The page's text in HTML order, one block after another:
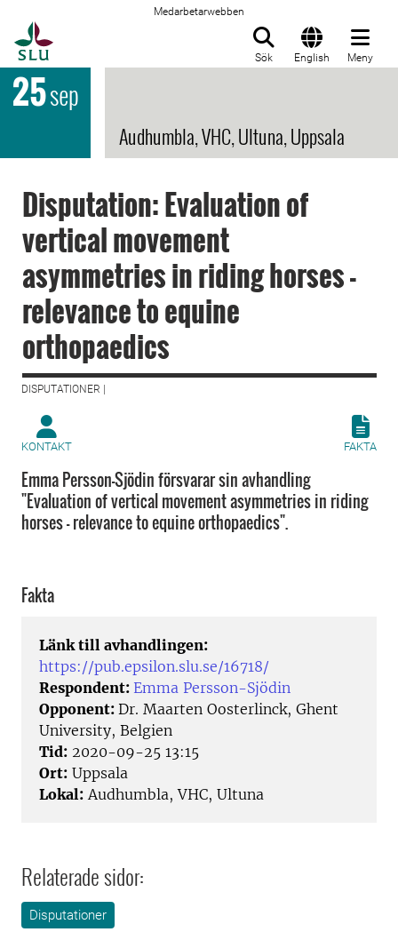
Medarbetarwebben
Sök English Meny
25sep
Audhumbla, VHC, Ultuna, Uppsala
Disputation: Evaluation of
vertical movement
asymmetries in riding horses -
relevance to equine
orthopaedics
DISPUTATIONER |
KONTAKT FAKTA
Emma Persson-Sjödin försvarar sin avhandling
"Evaluation of vertical movement asymmetries in riding
horses - relevance to equine orthopaedics".
Fakta
Länk till avhandlingen:
https://pub.epsilon.slu.se/16718/
Respondent: Emma Persson-Sjödin
Opponent: Dr. Maarten Oosterlinck, Ghent
University, Belgien
Tid: 2020-09-25 13:15
Ort: Uppsala
Lokal: Audhumbla, VHC, Ultuna
Relaterade sidor:
Disputationer